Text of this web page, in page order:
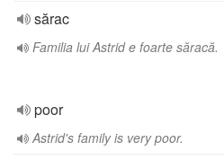
sărac
Familia lui Astrid e foarte săracă.
poor
Astrid's family is very poor.